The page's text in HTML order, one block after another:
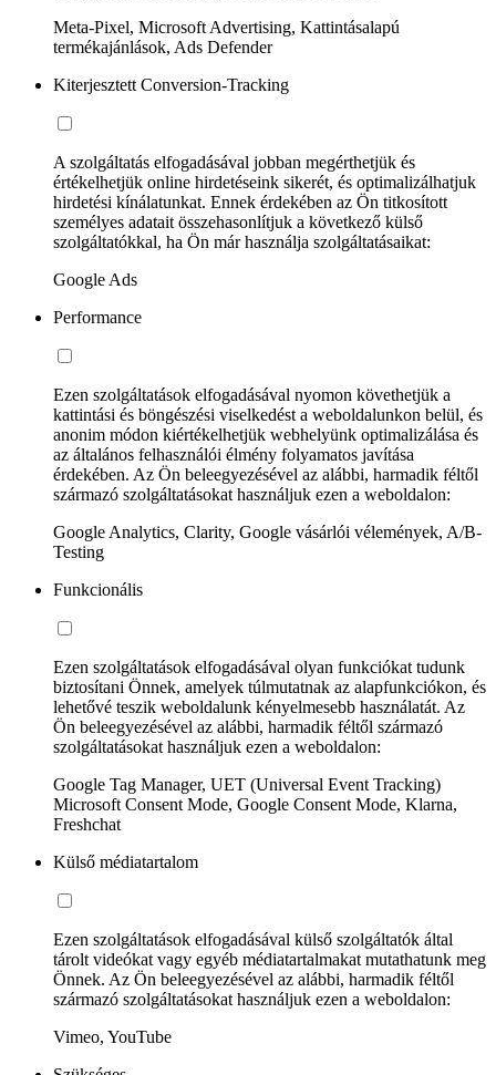
Meta-Pixel, Microsoft Advertising, Kattintásalapú
termékajánlások, Ads Defender
Kiterjesztett Conversion-Tracking
A szolgáltatás elfogadásával jobban megérthetjük és
értékelhetjük online hirdetéseink sikerét, és optimalizálhatjuk
hirdetési kínálatunkat. Ennek érdekében az Ön titkosított
személyes adatait összehasonlítjuk a következő külső
szolgáltatókkal, ha Ön már használja szolgáltatásaikat:
Google Ads
Performance
Ezen szolgáltatások elfogadásával nyomon követhetjük a
kattintási és böngészési viselkedést a weboldalunkon belül, és
anonim módon kiértékelhetjük webhelyünk optimalizálása és
az általános felhasználói élmény folyamatos javítása
érdekében. Az Ön beleegyezésével az alábbi, harmadik féltől
származó szolgáltatásokat használjuk ezen a weboldalon:
Google Analytics, Clarity, Google vásárlói vélemények, A/B-
Testing
Funkcionális
Ezen szolgáltatások elfogadásával olyan funkciókat tudunk
biztosítani Önnek, amelyek túlmutatnak az alapfunkciókon, és
lehetővé teszik weboldalunk kényelmesebb használatát. Az
Ön beleegyezésével az alábbi, harmadik féltől származó
szolgáltatásokat használjuk ezen a weboldalon:
Google Tag Manager, UET (Universal Event Tracking)
Microsoft Consent Mode, Google Consent Mode, Klarna,
Freshchat
Külső médiatartalom
Ezen szolgáltatások elfogadásával külső szolgáltatók által
tárolt videókat vagy egyéb médiatartalmakat mutathatunk meg
Önnek. Az Ön beleegyezésével az alábbi, harmadik féltől
származó szolgáltatásokat használjuk ezen a weboldalon:
Vimeo, YouTube